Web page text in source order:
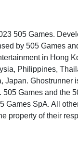
505 Games.
by 505 Games
in Hong
Philippines,
Japan. Ghostrunner
505 Games and the
Games SpA. All
property of their